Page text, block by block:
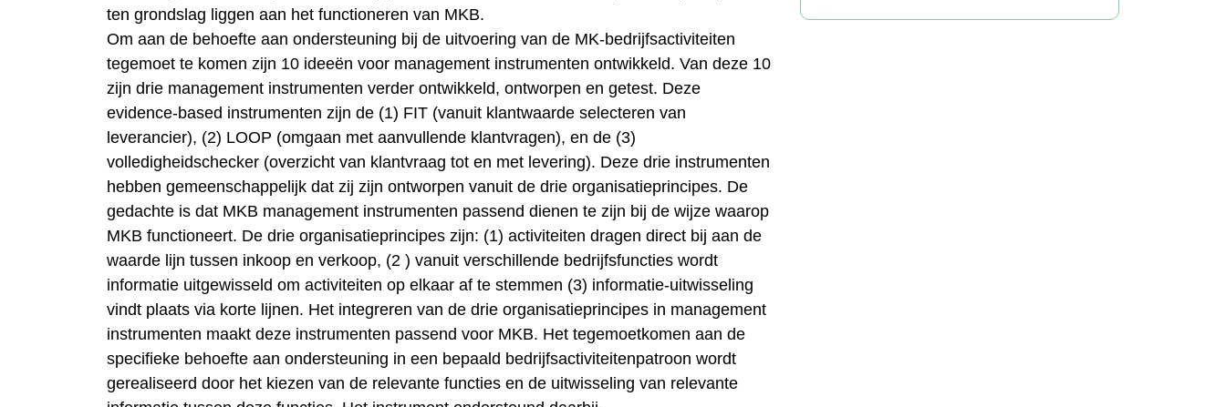
ten grondslag liggen aan het functioneren van MKB.
Om aan de behoefte aan ondersteuning bij de uitvoering van de MK-bedrijfsactiviteiten
tegemoet te komen zijn 10 ideeën voor management instrumenten ontwikkeld. Van deze 10
zijn drie management instrumenten verder ontwikkeld, ontworpen en getest. Deze
evidence-based instrumenten zijn de (1) FIT (vanuit klantwaarde selecteren van
leverancier), (2) LOOP (omgaan met aanvullende klantvragen), en de (3)
volledigheidschecker (overzicht van klantvraag tot en met levering). Deze drie instrumenten
hebben gemeenschappelijk dat zij zijn ontworpen vanuit de drie organisatieprincipes. De
gedachte is dat MKB management instrumenten passend dienen te zijn bij de wijze waarop
MKB functioneert. De drie organisatieprincipes zijn: (1) activiteiten dragen direct bij aan de
waarde lijn tussen inkoop en verkoop, (2 ) vanuit verschillende bedrijfsfuncties wordt
informatie uitgewisseld om activiteiten op elkaar af te stemmen (3) informatie-uitwisseling
vindt plaats via korte lijnen. Het integreren van de drie organisatieprincipes in management
instrumenten maakt deze instrumenten passend voor MKB. Het tegemoetkomen aan de
specifieke behoefte aan ondersteuning in een bepaald bedrijfsactiviteitenpatroon wordt
gerealiseerd door het kiezen van de relevante functies en de uitwisseling van relevante